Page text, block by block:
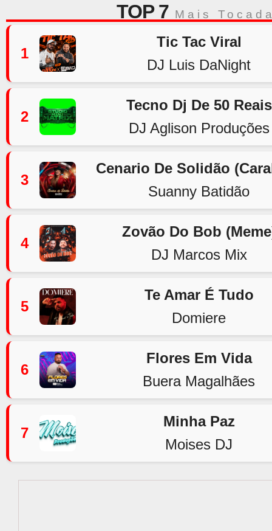
TOP 7 Mais
1
Tic Tac Viral
DJ Luis DaNight
2
Tecno Dj De 50 Reais
DJ Aglison Produções
3
Cenario De Solidão
Suanny Batidão
4
Zovão Do Bob
DJ Marcos Mix
5
Te Amar É Tudo
Domiere
6
Flores Em Vida
Buera Magalhães
7
Minha Paz
Moises DJ